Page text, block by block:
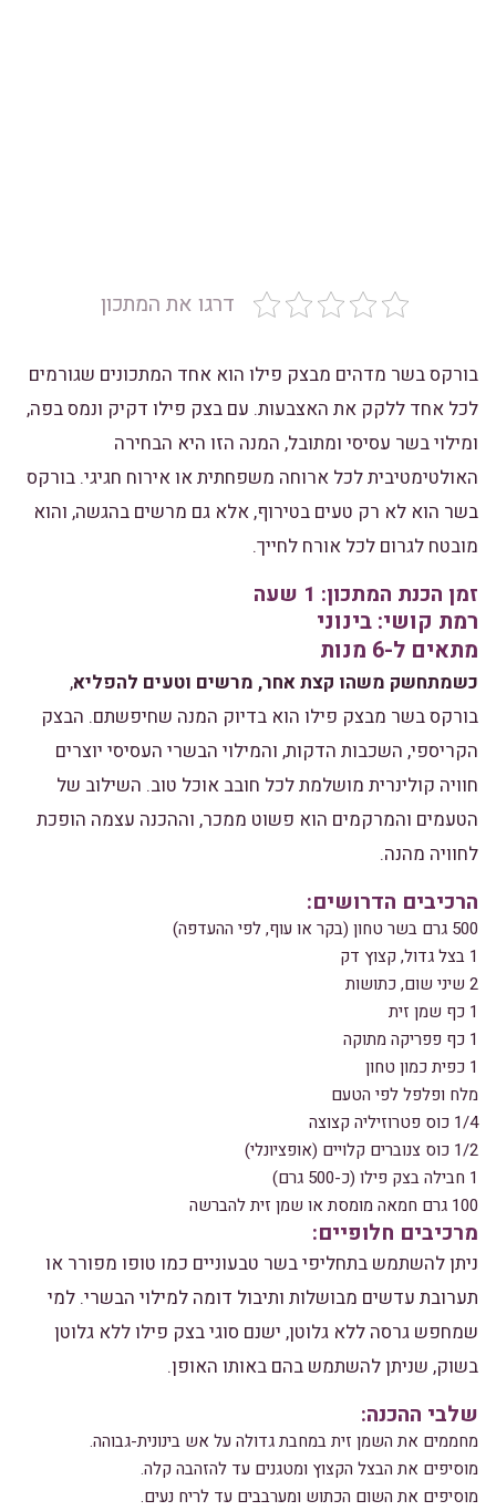
דרגו את המתכון
בורקס בשר מדהים מבצק פילו הוא אחד המתכונים שגורמים
לכל אחד ללקק את האצבעות. עם בצק פילו דקיק ונמס בפה,
ומילוי בשר עסיסי ומתובל, המנה הזו היא הבחירה
האולטימטיבית לכל ארוחה משפחתית או אירוח חגיגי. בורקס
בשר הוא לא רק טעים בטירוף, אלא גם מרשים בהגשה, והוא
מובטח לגרום לכל אורח לחייך.
זמן הכנת המתכון: 1 שעה
רמת קושי: בינוני
מתאים ל-6 מנות
כשמתחשק משהו קצת אחר, מרשים וטעים להפליא,
בורקס בשר מבצק פילו הוא בדיוק המנה שחיפשתם. הבצק
הקריספי, השכבות הדקות, והמילוי הבשרי העסיסי יוצרים
חוויה קולינרית מושלמת לכל חובב אוכל טוב. השילוב של
הטעמים והמרקמים הוא פשוט ממכר, וההכנה עצמה הופכת
לחוויה מהנה.
הרכיבים הדרושים:
500 גרם בשר טחון (בקר או עוף, לפי ההעדפה)
1 בצל גדול, קצוץ דק
2 שיני שום, כתושות
1 כף שמן זית
1 כף פפריקה מתוקה
1 כפית כמון טחון
מלח ופלפל לפי הטעם
1/4 כוס פטרוזיליה קצוצה
1/2 כוס צנוברים קלויים (אופציונלי)
1 חבילה בצק פילו (כ-500 גרם)
100 גרם חמאה מומסת או שמן זית להברשה
מרכיבים חלופיים:
ניתן להשתמש בתחליפי בשר טבעוניים כמו טופו מפורר או
תערובת עדשים מבושלות ותיבול דומה למילוי הבשרי. למי
שמחפש גרסה ללא גלוטן, ישנם סוגי בצק פילו ללא גלוטן
בשוק, שניתן להשתמש בהם באותו האופן.
שלבי ההכנה:
מחממים את השמן זית במחבת גדולה על אש בינונית-גבוהה.
מוסיפים את הבצל הקצוץ ומטגנים עד להזהבה קלה.
מוסיפים את השום הכתוש ומערבבים עד לריח נעים.